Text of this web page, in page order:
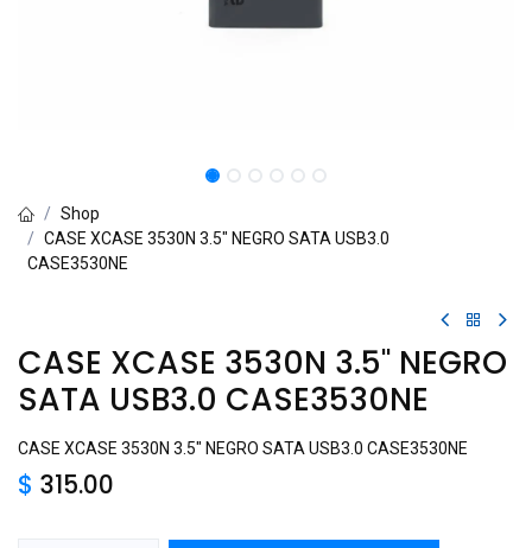
Shop
CASE XCASE 3530N 3.5" NEGRO SATA USB3.0
CASE3530NE
CASE XCASE 3530N 3.5" NEGRO
SATA USB3.0 CASE3530NE
CASE XCASE 3530N 3.5" NEGRO SATA USB3.0 CASE3530NE
$ 315.00